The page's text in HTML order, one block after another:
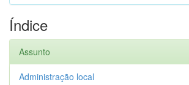
Índice
Assunto
Administração local